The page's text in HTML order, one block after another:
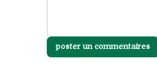
poster un commentaires